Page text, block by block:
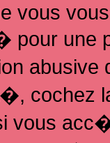
vous
pour
abusive
cochez
vous